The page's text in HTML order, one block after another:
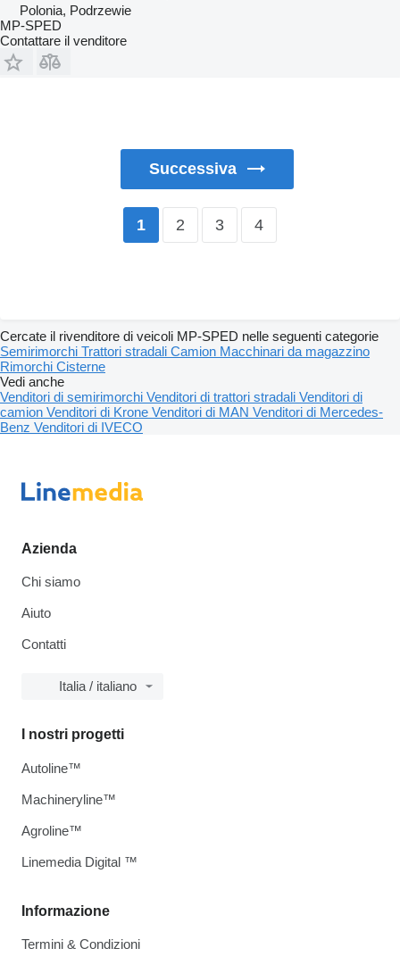
Polonia, Podrzewie
MP-SPED
Contattare il venditore
Successiva
1 2 3 4
Cercate il rivenditore di veicoli MP-SPED nelle seguenti categorie
Semirimorchi Trattori stradali Camion Macchinari da magazzino
Rimorchi Cisterne
Vedi anche
Venditori di semirimorchi Venditori di trattori stradali Venditori di
camion Venditori di Krone Venditori di MAN Venditori di Mercedes-
Benz Venditori di IVECO
Azienda
Chi siamo
Aiuto
Contatti
Italia / italiano
Informazione
Termini & Condizioni
I nostri progetti
Autoline™
Machineryline™
Agroline™
Linemedia Digital ™